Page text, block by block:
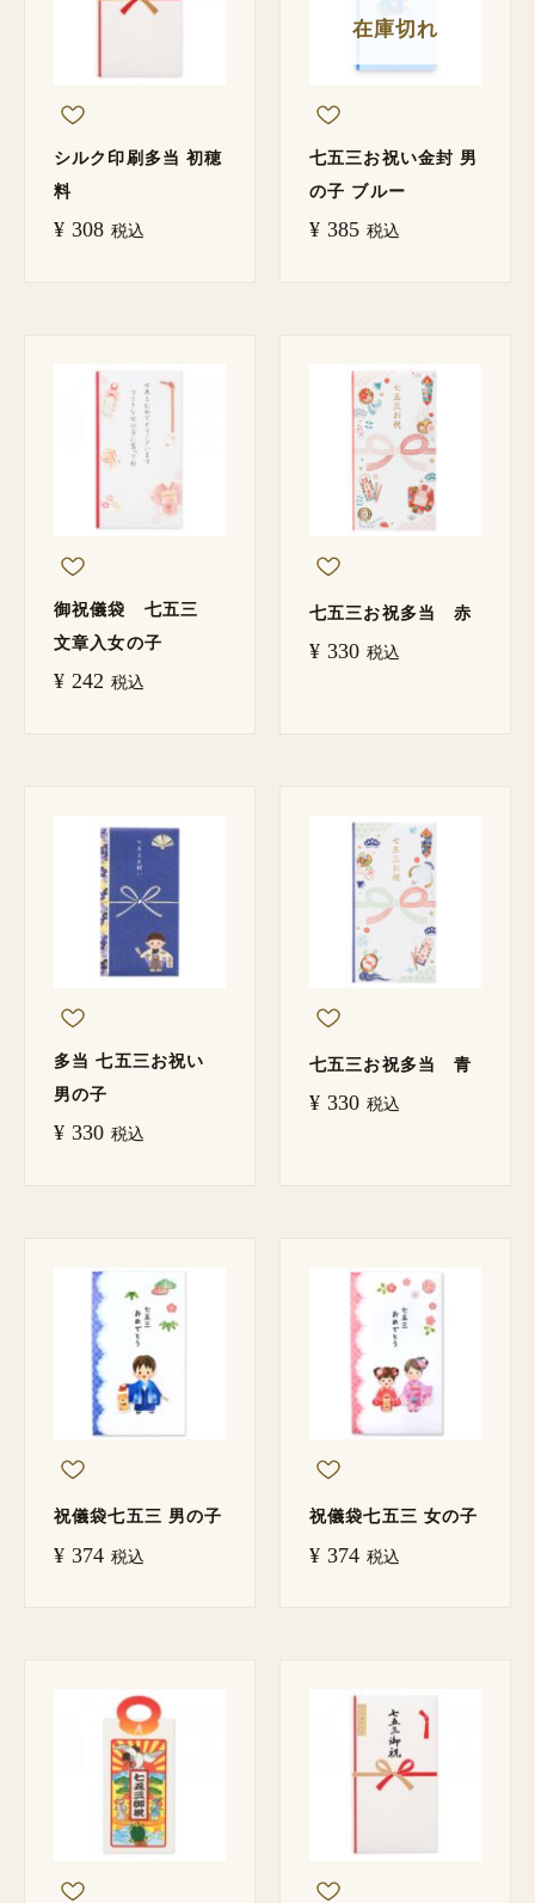
シルク印刷多当 初穂
料
¥ 308 税込
在庫切れ
七五三お祝い金封 男
の子 ブルー
¥ 385 税込
御祝儀袋 七五三
文章入女の子
¥ 242 税込
七五三お祝多当 赤
¥ 330 税込
多当 七五三お祝い
男の子
¥ 330 税込
七五三お祝多当 青
¥ 330 税込
祝儀袋七五三 男の子
¥ 374 税込
祝儀袋七五三 女の子
¥ 374 税込